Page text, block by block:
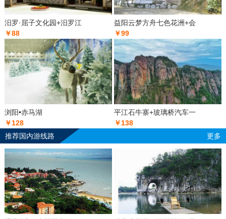
汨罗·屈子文化园+汨罗江
￥88
益阳云梦方舟七色花洲+会
￥99
浏阳•赤马湖
￥128
平江石牛寨+玻璃桥汽车一
￥138
推荐国内游线路
更多